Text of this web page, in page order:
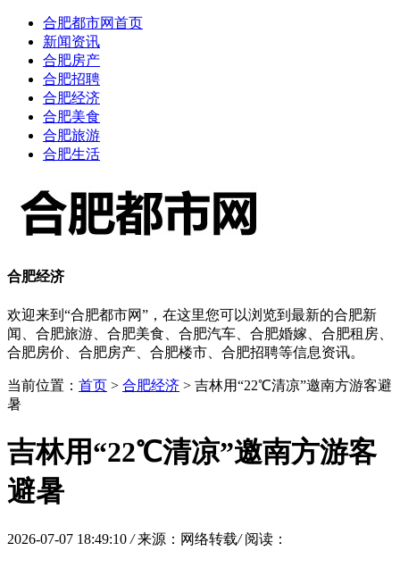
合肥都市网首页
新闻资讯
合肥房产
合肥招聘
合肥经济
合肥美食
合肥旅游
合肥生活
合肥经济
欢迎来到“合肥都市网”，在这里您可以浏览到最新的合肥新
闻、合肥旅游、合肥美食、合肥汽车、合肥婚嫁、合肥租房、
合肥房价、合肥房产、合肥楼市、合肥招聘等信息资讯。
当前位置： 首页 > 合肥经济 > 吉林用“22℃清凉”邀南方游客避
暑
吉林用“22℃清凉”邀南方游客
避暑
2026-07-07 18:49:10/ 来源：网络转载/ 阅读：